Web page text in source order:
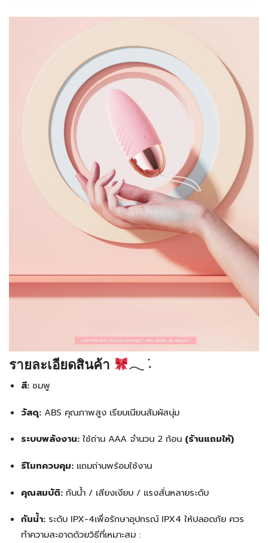
รายละเอียดสินค้า 𓂃 ࣪˖
สี: ชมพู
วัสดุ: ABS คุณภาพสูง เรียบเนียนสัมผัสนุ่ม
ระบบพลังงาน: ใช้ถ่าน AAA จำนวน 2 ก้อน (ร้านแถมให้)
รีโมทควบคุม: แถมถ่านพร้อมใช้งาน
คุณสมบัติ: กันน้ำ / เสียงเงียบ / แรงสั่นหลายระดับ
กันน้ำ: ระดับ IPX-4เพื่อรักษาอุปกรณ์ IPX4 ให้ปลอดภัย ควร
ทำความสะอาดด้วยวิธีที่เหมาะสม :